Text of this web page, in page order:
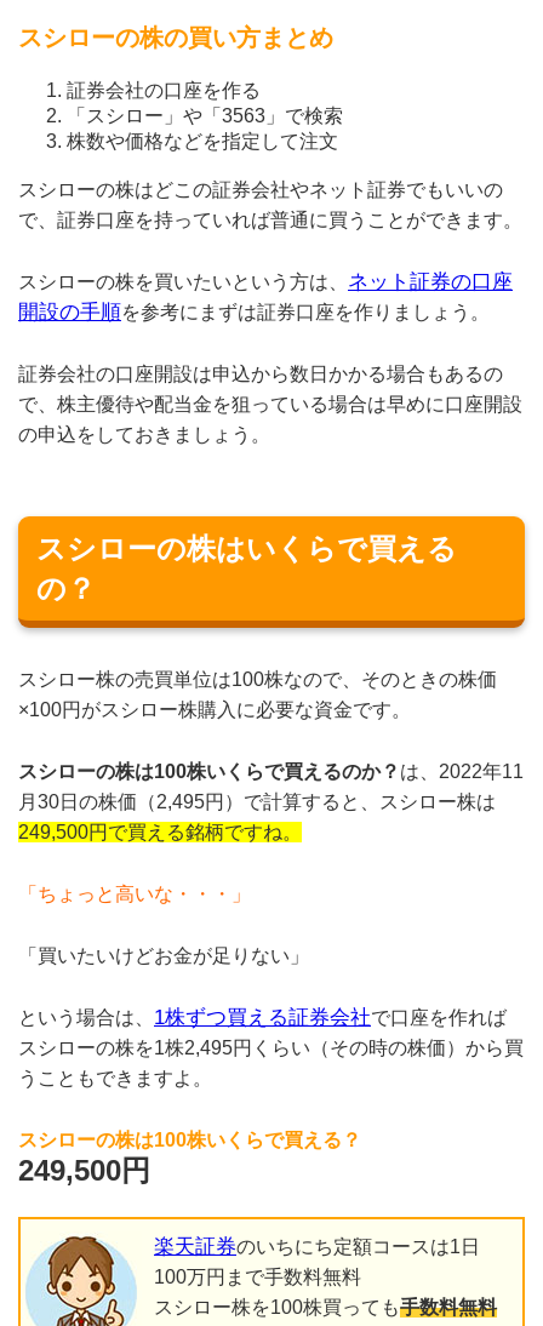
スシローの株の買い方まとめ
証券会社の口座を作る
「スシロー」や「3563」で検索
株数や価格などを指定して注文
スシローの株はどこの証券会社やネット証券でもいいの
で、証券口座を持っていれば普通に買うことができます。
スシローの株を買いたいという方は、 ネット証券の口座
開設の手順を参考にまずは証券口座を作りましょう。
証券会社の口座開設は申込から数日かかる場合もあるの
で、株主優待や配当金を狙っている場合は早めに口座開設
の申込をしておきましょう。
スシローの株はいくらで買える
の？
スシロー株の売買単位は100株なので、そのときの株価
×100円がスシロー株購入に必要な資金です。
スシローの株は100株いくらで買えるのか？ は、2022年11
月30日の株価（2,495円）で計算すると、スシロー株は
249,500円で買える銘柄ですね。
「ちょっと高いな・・・」
「買いたいけどお金が足りない」
という場合は、 1株ずつ買える証券会社で口座を作れば
スシローの株を1株2,495円くらい（その時の株価）から買
うこともできますよ。
スシローの株は100株いくらで買える？
249,500円
楽天証券のいちにち定額コースは1日
100万円まで手数料無料
スシロー株を100株買っても手数料無料